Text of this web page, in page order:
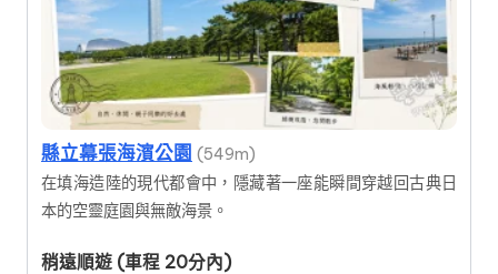
縣立幕張海濱公園 (549m)
在填海造陸的現代都會中，隱藏著一座能瞬間穿越回古典日
本的空靈庭園與無敵海景。
稍遠順遊 (車程 20分內)